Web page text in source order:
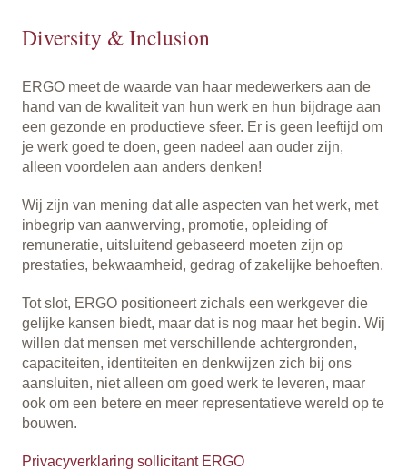
Diversity & Inclusion
ERGO meet de waarde van haar medewerkers aan de
hand van de kwaliteit van hun werk en hun bijdrage aan
een gezonde en productieve sfeer. Er is geen leeftijd om
je werk goed te doen, geen nadeel aan ouder zijn,
alleen voordelen aan anders denken!
Wij zijn van mening dat alle aspecten van het werk, met
inbegrip van aanwerving, promotie, opleiding of
remuneratie, uitsluitend gebaseerd moeten zijn op
prestaties, bekwaamheid, gedrag of zakelijke behoeften.
Tot slot, ERGO positioneert zichals een werkgever die
gelijke kansen biedt, maar dat is nog maar het begin. Wij
willen dat mensen met verschillende achtergronden,
capaciteiten, identiteiten en denkwijzen zich bij ons
aansluiten, niet alleen om goed werk te leveren, maar
ook om een betere en meer representatieve wereld op te
bouwen.
Privacyverklaring sollicitant ERGO